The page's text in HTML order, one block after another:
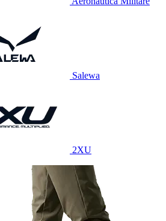
Salewa
2XU